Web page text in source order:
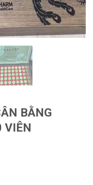
BẰNG
VIÊN